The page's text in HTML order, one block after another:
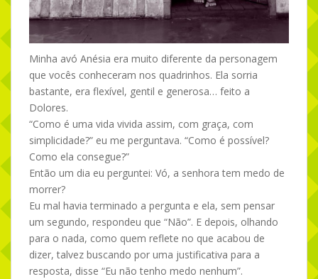
Minha avó Anésia era muito diferente da personagem
que vocês conheceram nos quadrinhos. Ela sorria
bastante, era flexível, gentil e generosa… feito a
Dolores.
“Como é uma vida vivida assim, com graça, com
simplicidade?” eu me perguntava. “Como é possível?
Como ela consegue?”
Então um dia eu perguntei: Vó, a senhora tem medo de
morrer?
Eu mal havia terminado a pergunta e ela, sem pensar
um segundo, respondeu que “Não”. E depois, olhando
para o nada, como quem reflete no que acabou de
dizer, talvez buscando por uma justificativa para a
resposta, disse “Eu não tenho medo nenhum”.